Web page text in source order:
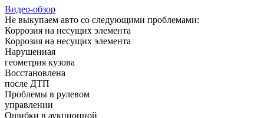
Видео-обзор
Не выкупаем авто со следующими проблемами:
Коррозия на несущих элемента
Коррозия на несущих элемента
Нарушенная
геометрия кузова
Восстановлена
после ДТП
Проблемы в рулевом
управлении
Ошибки в аукционной